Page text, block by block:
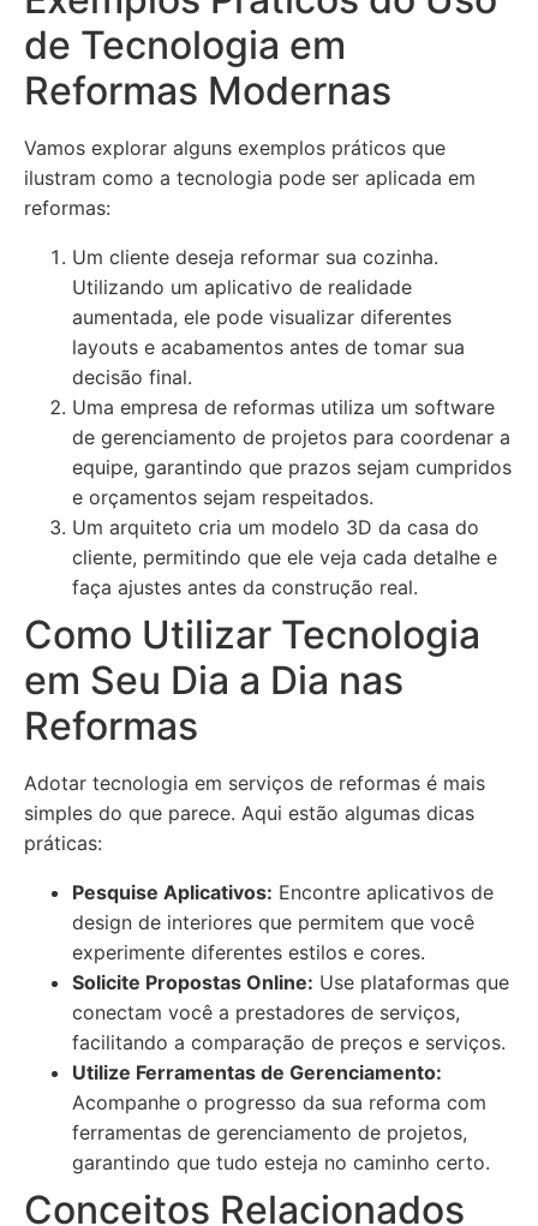
de Tecnologia em
Reformas Modernas
Vamos explorar alguns exemplos práticos que
ilustram como a tecnologia pode ser aplicada em
reformas:
Um cliente deseja reformar sua cozinha.
Utilizando um aplicativo de realidade
aumentada, ele pode visualizar diferentes
layouts e acabamentos antes de tomar sua
decisão final.
Uma empresa de reformas utiliza um software
de gerenciamento de projetos para coordenar a
equipe, garantindo que prazos sejam cumpridos
e orçamentos sejam respeitados.
Um arquiteto cria um modelo 3D da casa do
cliente, permitindo que ele veja cada detalhe e
faça ajustes antes da construção real.
Como Utilizar Tecnologia
em Seu Dia a Dia nas
Reformas
Adotar tecnologia em serviços de reformas é mais
simples do que parece. Aqui estão algumas dicas
práticas:
Pesquise Aplicativos: Encontre aplicativos de
design de interiores que permitem que você
experimente diferentes estilos e cores.
Solicite Propostas Online: Use plataformas que
conectam você a prestadores de serviços,
facilitando a comparação de preços e serviços.
Utilize Ferramentas de Gerenciamento:
Acompanhe o progresso da sua reforma com
ferramentas de gerenciamento de projetos,
garantindo que tudo esteja no caminho certo.
Conceitos Relacionados